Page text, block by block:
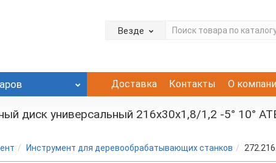
Везде
Доставка Контакты О
диск универсальный 216x30x1,8/1,2 -5° 10°
Инструмент для деревообрабатывающих станков